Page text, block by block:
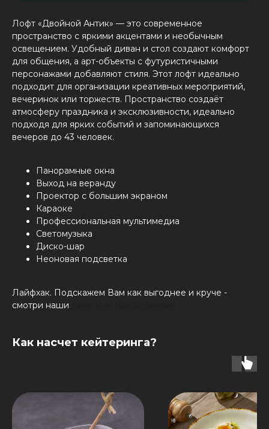
Лофт «Двойной Антик» — это современное
пространство с яркими акцентами и необычным
освещением. Удобный диван и стол создают комфорт
для общения, а арт-объекты с футуристичными
персонажами добавляют стиля. Этот лофт идеально
подходит для организации креативных мероприятий,
вечеринок или торжеств. Пространство создаёт
атмосферу праздника и эксклюзивности, идеально
подходя для ярких событий и запоминающихся
вечеров до 43 человек.
Панорамные окна
Выход на веранду
Проектор с большим экраном
Караоке
Профессиональная мультимедиа
Светомузыка
Диско-шар
Неоновая подсветка
Лайфхак. Подскажем Вам как выгоднее и круче -
смотри наши
Как насчет кейтеринга?